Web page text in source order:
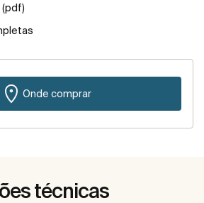
(pdf)
Onde comprar
técnicas